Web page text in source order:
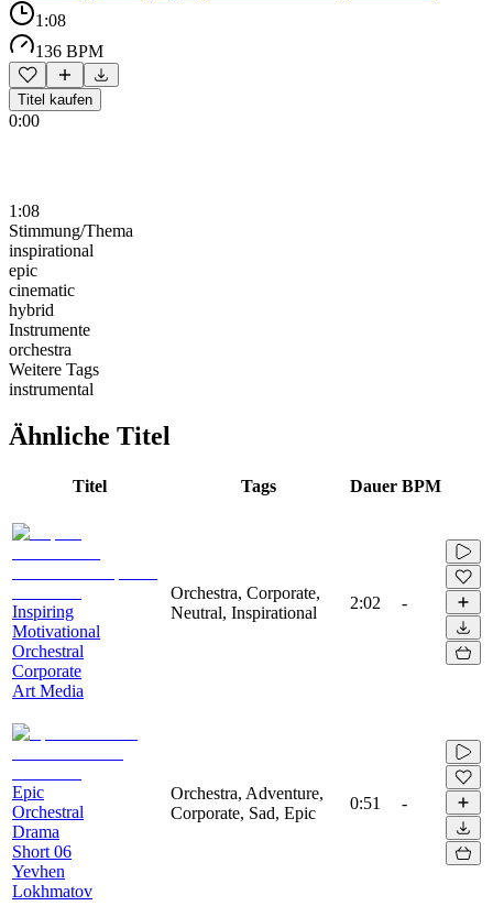
1:08
136 BPM
Titel kaufen
0:00
1:08
Stimmung/Thema
inspirational
epic
cinematic
hybrid
Instrumente
orchestra
Weitere Tags
instrumental
Ähnliche Titel
Titel Tags Dauer BPM
Inspiring
Motivational
Orchestral
Corporate
Art Media
Orchestra, Corporate,
Neutral, Inspirational
2:02 -
Epic
Orchestral
Drama
Short 06
Yevhen
Lokhmatov
Orchestra, Adventure,
Corporate, Sad, Epic
0:51 -